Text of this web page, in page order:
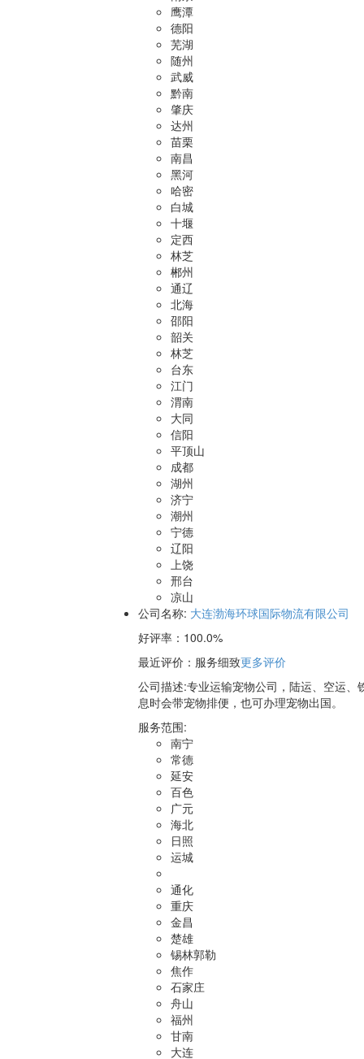
鹰潭
德阳
芜湖
随州
武威
黔南
肇庆
达州
苗栗
南昌
黑河
哈密
白城
十堰
定西
林芝
郴州
通辽
北海
邵阳
韶关
林芝
台东
江门
渭南
大同
信阳
平顶山
成都
湖州
济宁
潮州
宁德
辽阳
上饶
邢台
凉山
公司名称: 大连渤海环球国际物流有限公司
好评率： 100.0%
最近评价 ：服务细致更多评价
公司描述:专业运输宠物公司，陆运、空运
息时会带宠物排便，也可办理宠物出国。
服务范围:
南宁
常德
延安
百色
广元
海北
日照
运城
通化
重庆
金昌
楚雄
锡林郭勒
焦作
石家庄
舟山
福州
甘南
大连